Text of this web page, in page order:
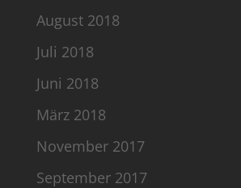
August 2018
Juli 2018
Juni 2018
März 2018
November 2017
September 2017